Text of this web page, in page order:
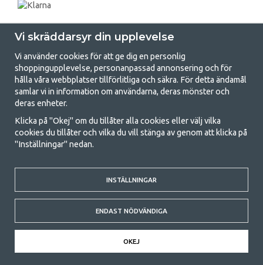
GetCamping.se - Din butik för camping
och uteliv
Att campa kan antingen vara en livsstil eller ett sätt att samla familjen
för ett gemensamt äventyr. Oavsett vilken kategori du tillhör hittar du
med att campa så därför erbjuder vi riktigt bra priser på familjetält,
husvagnstält och all annan utrustning för camping och friluftsliv. Vårt
mål är att i varje priskategori erbjuda den bästa campingutrustningen
gällande kvalitet och funktionalitet. Ta gärna kontakt med oss om det
är något du saknar eller vill veta mer om.
© 2020 GetCamping. All rights reserved.
Vi skräddarsyr din upplevelse
Vi använder cookies för att ge dig en personlig
shoppingupplevelse, personanpassad annonsering och för
hålla våra webbplatser tillförlitliga och säkra. För detta ändamål
samlar vi in information om användarna, deras mönster och
deras enheter.
Klicka på "Okej" om du tillåter alla cookies eller välj vilka
cookies du tillåter och vilka du vill stänga av genom att klicka på
"Inställningar" nedan.
INSTÄLLNINGAR
ENDAST NÖDVÄNDIGA
OKEJ